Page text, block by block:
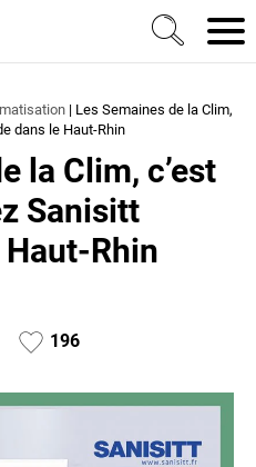
Construction, rénovation &
| Les Semaines de la Clim,
dans le Haut-Rhin
la Clim, c’est
Sanisitt
Rhin
196